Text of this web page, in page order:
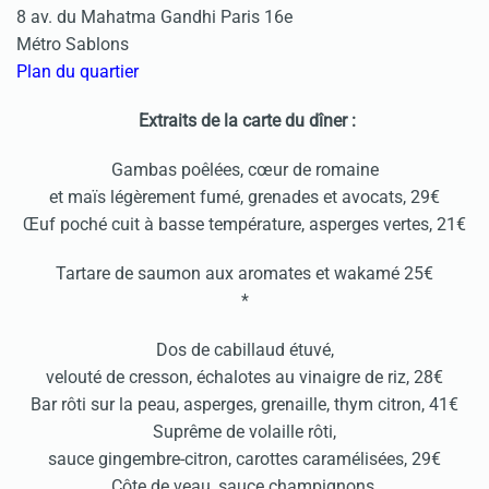
8 av. du Mahatma Gandhi Paris 16e
Métro Sablons
Plan du quartier
Extraits de la carte du dîner :
Gambas poêlées, cœur de romaine
et maïs légèrement fumé, grenades et avocats, 29€
Œuf poché cuit à basse température, asperges vertes, 21€
Tartare de saumon aux aromates et wakamé 25€
*
Dos de cabillaud étuvé,
velouté de cresson, échalotes au vinaigre de riz, 28€
Bar rôti sur la peau, asperges, grenaille, thym citron, 41€
Suprême de volaille rôti,
sauce gingembre-citron, carottes caramélisées, 29€